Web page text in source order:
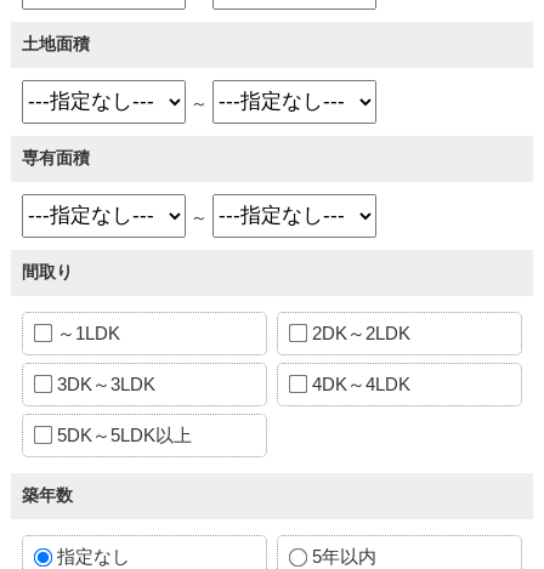
土地面積
～
専有面積
～
間取り
～1LDK 2DK～2LDK
3DK～3LDK 4DK～4LDK
5DK～5LDK以上
築年数
指定なし 5年以内